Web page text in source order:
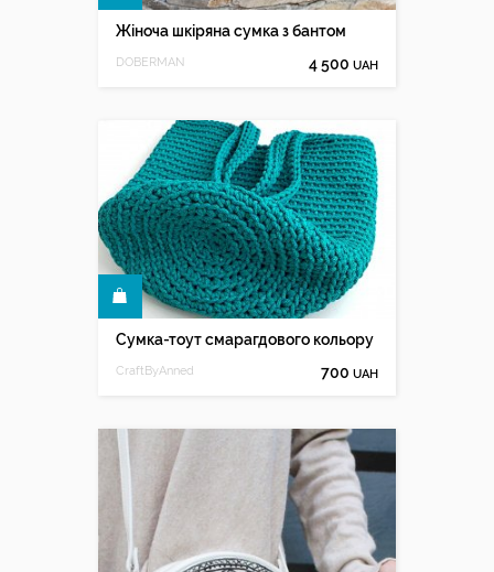
Жіноча шкіряна сумка з бантом
DOBERMAN 4 500 UAH
Сумка-тоут смарагдового кольору
CraftByAnned 700 UAH